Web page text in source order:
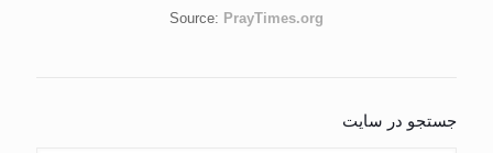
Source: PrayTimes.org
جستجو در سایت